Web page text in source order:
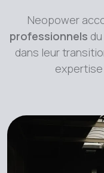
Neopower
professionnels du
dans leur
expertise